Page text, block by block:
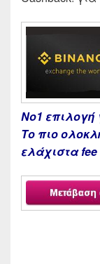
Νο1
Το πιο
ελάχιστα fee